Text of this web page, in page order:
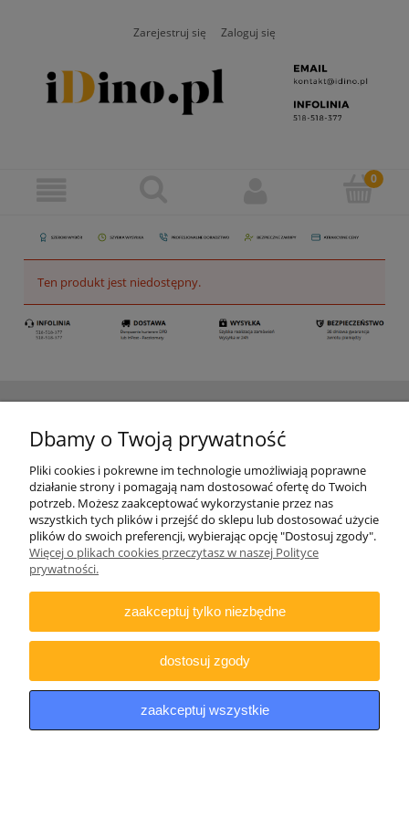
Zarejestruj się Zaloguj się
Ten produkt jest niedostępny.
INFORMACJE
DODATKOWE
Copyright © 2021 iDino.pl. Wszelkie prawa zastrzeżone.
pokaż pełną wersję strony
Sklep internetowy Shoper.pl
Dbamy o Twoją prywatność
Pliki cookies i pokrewne im technologie umożliwiają poprawne
działanie strony i pomagają nam dostosować ofertę do Twoich
potrzeb. Możesz zaakceptować wykorzystanie przez nas
wszystkich tych plików i przejść do sklepu lub dostosować użycie
plików do swoich preferencji, wybierając opcję "Dostosuj zgody".
Więcej o plikach cookies przeczytasz w naszej Polityce
prywatności.
zaakceptuj tylko niezbędne
dostosuj zgody
zaakceptuj wszystkie